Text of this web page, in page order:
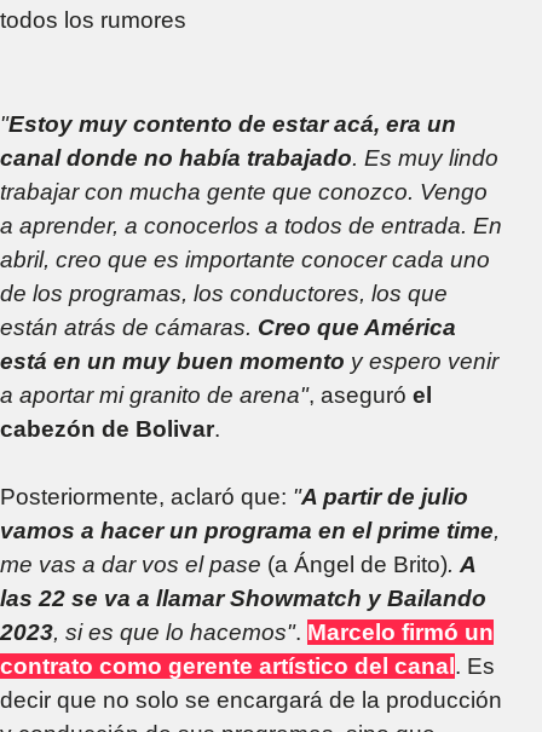
todos los rumores
"Estoy muy contento de estar acá, era un
canal donde no había trabajado. Es muy lindo
trabajar con mucha gente que conozco. Vengo
a aprender, a conocerlos a todos de entrada. En
abril, creo que es importante conocer cada uno
de los programas, los conductores, los que
están atrás de cámaras. Creo que América
está en un muy buen momento y espero venir
a aportar mi granito de arena", aseguró el
cabezón de Bolivar.
Posteriormente, aclaró que: "A partir de julio
vamos a hacer un programa en el prime time,
me vas a dar vos el pase (a Ángel de Brito). A
las 22 se va a llamar Showmatch y Bailando
2023, si es que lo hacemos". Marcelo firmó un
contrato como gerente artístico del canal . Es
decir que no solo se encargará de la producción